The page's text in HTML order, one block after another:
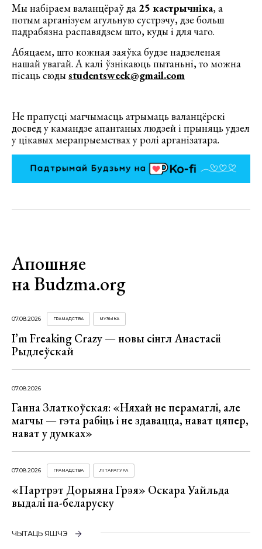
Мы набіраем валанцёраў да 25 кастрычніка, а
потым арганізуем агульную сустрэчу, дзе больш
падрабязна распавядзем што, куды і для чаго.
Абяцаем, што кожная заяўка будзе надзеленая
нашай увагай. А калі ўзнікаюць пытаньні, то можна
пісаць сюдыstudentsweek@gmail.com
Не прапусці магчымасць атрымаць валанцёрскі
досвед у камандзе апантаных людзей і прыняць удзел
у цікавых мерапрыемствах у ролі арганізатара.
Апошняе
на Budzma.org
07.08.2026 ГРАМАДСТВА МУЗЫКА
I’m Freaking Crazy — новы сінгл Анастасіі
Рыдлеўскай
07.08.2026
Ганна Златкоўская: «Няхай не перамаглі, але
магчы — гэта рабіць і не здавацца, нават цяпер,
нават у думках»
07.08.2026 ГРАМАДСТВА ЛІТАРАТУРА
«Партрэт Дорыяна Грэя» Оскара Уайльда
выдалі па-беларуску
ЧЫТАЦЬ ЯШЧЭ